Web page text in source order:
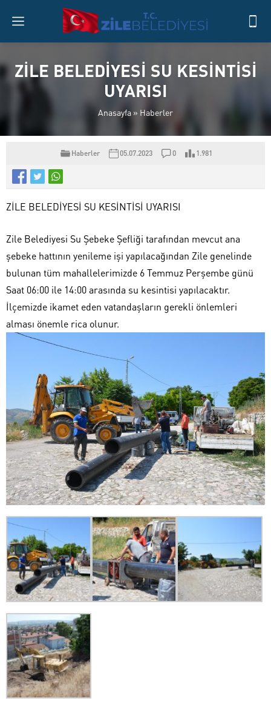
ZİLE BELEDİYESİ SU KESİNTİSİ
UYARISI
Anasayfa » Haberler
Haberler 05.07.2023 0 1.981
ZİLE BELEDİYESİ SU KESİNTİSİ UYARISI
Zile Belediyesi Su Şebeke Şefliği tarafından mevcut ana
şebeke hattının yenileme işi yapılacağından Zile genelinde
bulunan tüm mahallelerimizde 6 Temmuz Perşembe günü
Saat 06:00 ile 14:00 arasında su kesintisi yapılacaktır.
İlçemizde ikamet eden vatandaşların gerekli önlemleri
alması önemle rica olunur.